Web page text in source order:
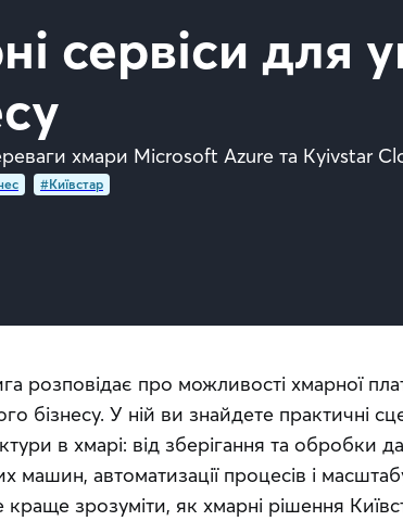
сервіси для
хмари Microsoft Azure та Kyivstar
#Київстар
розповідає про можливості хмарної
бізнесу. У ній ви знайдете практичні
в хмарі: від зберігання та обробки
машин, автоматизації процесів і
зрозуміти, як хмарні рішення